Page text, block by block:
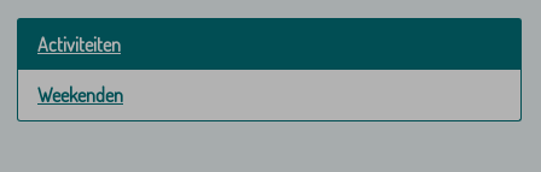
Activiteiten
Weekenden